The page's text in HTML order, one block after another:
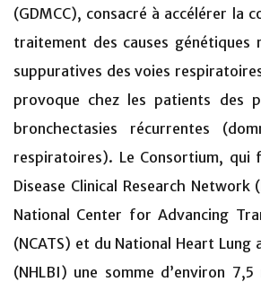
(GDMCC), consacré à accélérer la
traitement des causes génétiques
suppuratives des voies
provoque chez les patients des
bronchectasies récurrentes
respiratoires). Le Consortium, qui
Disease Clinical Research Network
National Center for Advancing
(NCATS) et du National Heart
(NHLBI) une somme d’environ